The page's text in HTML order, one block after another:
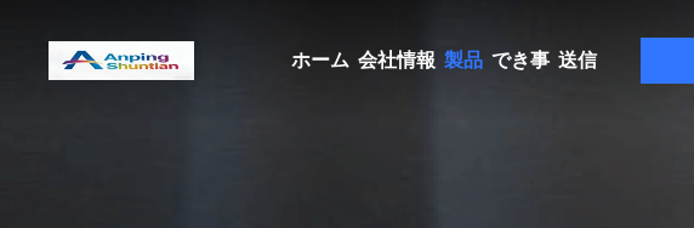
ホーム 会社情報 製品 でき事 送信